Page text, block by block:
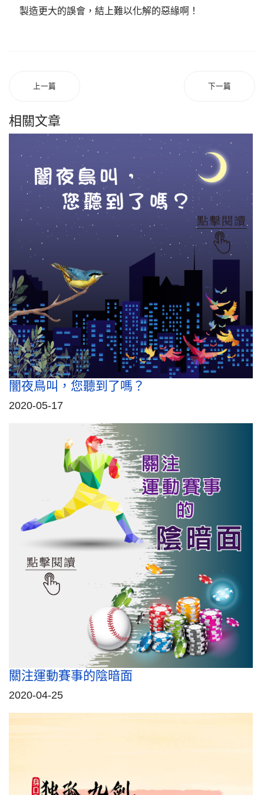
製造更大的誤會，結上難以化解的惡緣啊！
上一篇 下一篇
相關文章
闇夜鳥叫，您聽到了嗎？
2020-05-17
關注運動賽事的陰暗面
2020-04-25